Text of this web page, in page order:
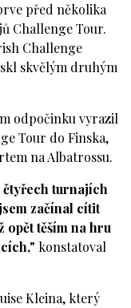
před několika
Challenge Tour.
Challenge
skvělým druhým
odpočinku vyrazil
Tour do Finska,
na Albatrossu.
čtyřech turnajích
začínal cítit
opět těším na hru
konstatoval
Kleina, který